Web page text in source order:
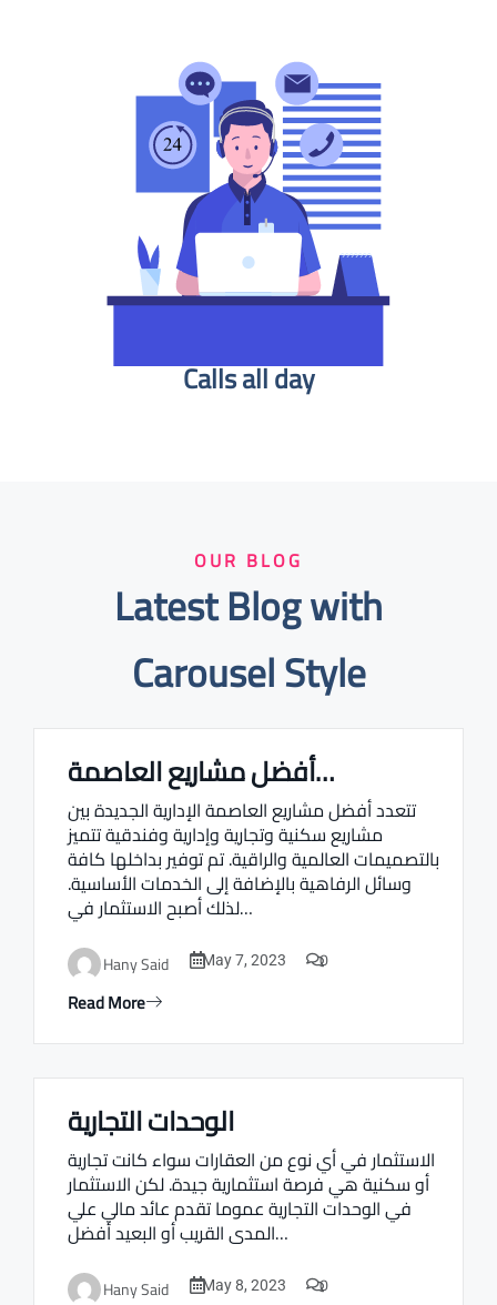
Calls all day
OUR BLOG
Latest Blog with
Carousel Style
Real estate Estate ville أفضل مشاريع العاصمة…
تتعدد أفضل مشاريع العاصمة الإدارية الجديدة بين
مشاريع سكنية وتجارية وإدارية وفندقية تتميز
بالتصميمات العالمية والراقية. تم توفير بداخلها كافة
وسائل الرفاهية بالإضافة إلى الخدمات الأساسية.
لذلك أصبح الاستثمار في…
Hany Said May 7, 2023 0
Read More
Real estate Estate ville
الوحدات التجارية
الاستثمار في أي نوع من العقارات سواء كانت تجارية
أو سكنية هي فرصة استثمارية جيدة. لكن الاستثمار
في الوحدات التجارية عموما تقدم عائد مالي علي
المدى القريب أو البعيد أفضل…
Hany Said May 8, 2023 0